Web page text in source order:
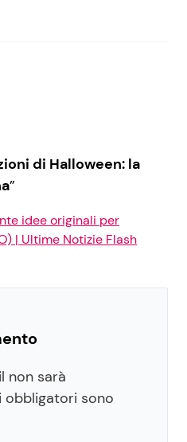
di Halloween: la
”
idee originali per
| Ultime Notizie Flash
non sarà
obbligatori sono